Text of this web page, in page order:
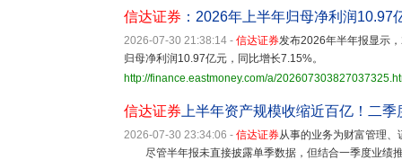
信达证券 ：2026年上半年归母净利润10.97
2026-07-30 21:38:14 - 信达证券发布2026年半年报显示
归母净利润10.97亿元，同比增长7.15%。
http://finance.eastmoney.com/a/
信达证券 上半年资产规模收缩近百亿！二
2026-07-30 23:34:06 - 信达证券从事的业务为财富管理
尽管半年报未直接披露单季数据，但结合一季度业绩